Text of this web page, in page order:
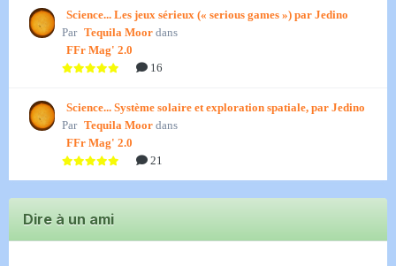
Science... Les jeux sérieux (« serious games ») par Jedino
Par Tequila Moor dans
FFr Mag' 2.0
16
Science... Système solaire et exploration spatiale, par Jedino
Par Tequila Moor dans
FFr Mag' 2.0
21
Dire à un ami